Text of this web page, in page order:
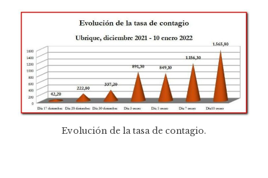
Evolución de la tasa de contagio.